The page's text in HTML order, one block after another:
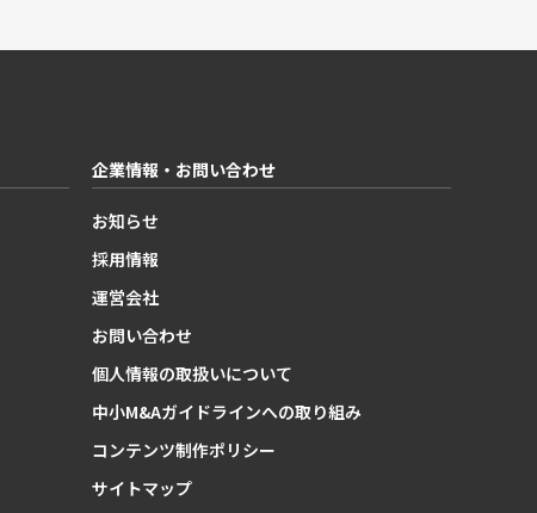
企業情報・お問い合わせ
お知らせ
採用情報
運営会社
お問い合わせ
個人情報の取扱いについて
中小M&Aガイドラインへの取り組み
コンテンツ制作ポリシー
サイトマップ